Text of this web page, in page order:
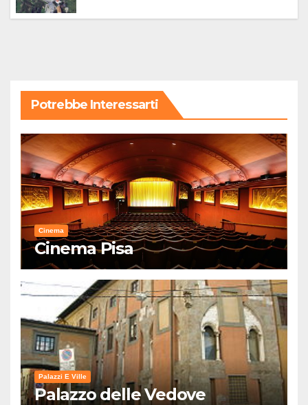
Potrebbe Interessarti
Cinema
Cinema Pisa
Palazzi E Ville
Palazzo delle Vedove